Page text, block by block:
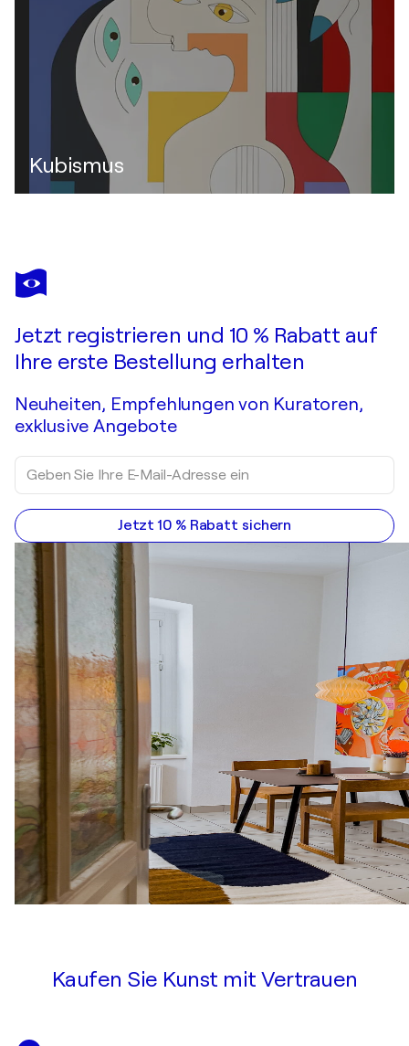
Kubismus
Jetzt registrieren und 10 % Rabatt auf
Ihre erste Bestellung erhalten
Neuheiten, Empfehlungen von Kuratoren,
exklusive Angebote
Jetzt 10 % Rabatt sichern
Kaufen Sie Kunst mit Vertrauen